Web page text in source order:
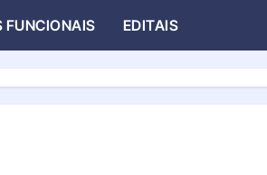
FUNCIONAIS EDITAIS